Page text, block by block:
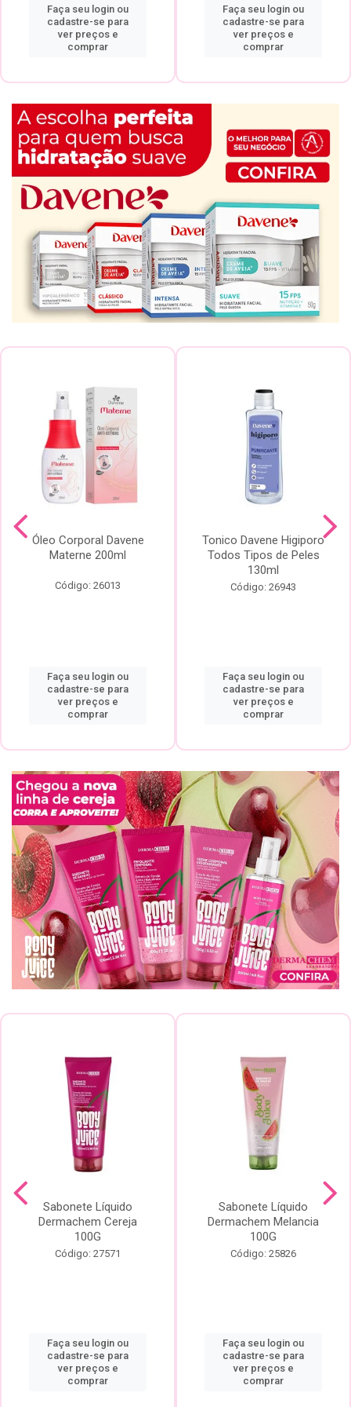
Faça seu login ou
cadastre-se para
ver preços e
comprar
Faça seu login ou
cadastre-se para
ver preços e
comprar
Óleo Corporal Davene
Materne 200ml
Código: 26013
Faça seu login ou
cadastre-se para
ver preços e
comprar
Tonico Davene Higiporo
Todos Tipos de Peles
130ml
Código: 26943
Faça seu login ou
cadastre-se para
ver preços e
comprar
Sabonete Líquido
Dermachem Cereja
100G
Código: 27571
Faça seu login ou
cadastre-se para
ver preços e
comprar
Sabonete Líquido
Dermachem Melancia
100G
Código: 25826
Faça seu login ou
cadastre-se para
ver preços e
comprar